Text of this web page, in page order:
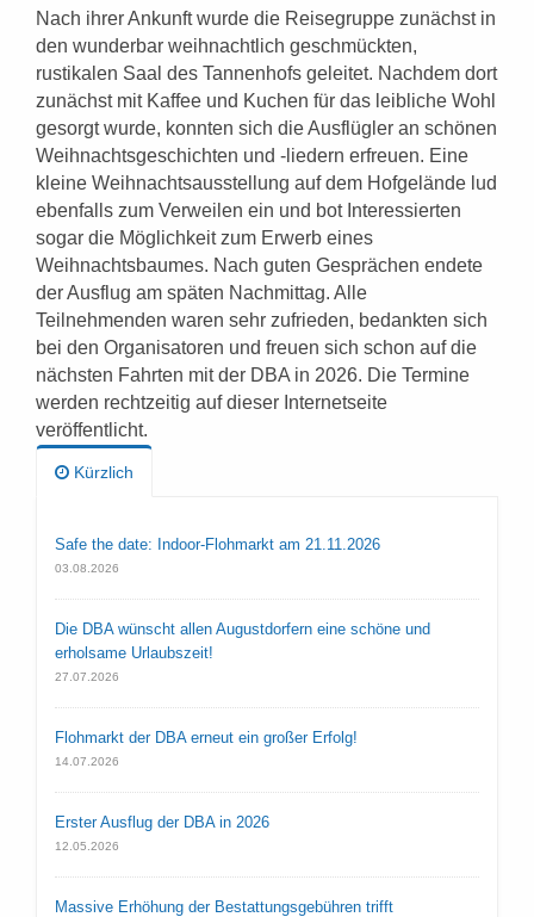
Nach ihrer Ankunft wurde die Reisegruppe zunächst in
den wunderbar weihnachtlich geschmückten,
rustikalen Saal des Tannenhofs geleitet. Nachdem dort
zunächst mit Kaffee und Kuchen für das leibliche Wohl
gesorgt wurde, konnten sich die Ausflügler an schönen
Weihnachtsgeschichten und -liedern erfreuen. Eine
kleine Weihnachtsausstellung auf dem Hofgelände lud
ebenfalls zum Verweilen ein und bot Interessierten
sogar die Möglichkeit zum Erwerb eines
Weihnachtsbaumes. Nach guten Gesprächen endete
der Ausflug am späten Nachmittag. Alle
Teilnehmenden waren sehr zufrieden, bedankten sich
bei den Organisatoren und freuen sich schon auf die
nächsten Fahrten mit der DBA in 2026. Die Termine
werden rechtzeitig auf dieser Internetseite
veröffentlicht.
Kürzlich
Safe the date: Indoor-Flohmarkt am 21.11.2026
03.08.2026
Die DBA wünscht allen Augustdorfern eine schöne und
erholsame Urlaubszeit!
27.07.2026
Flohmarkt der DBA erneut ein großer Erfolg!
14.07.2026
Erster Ausflug der DBA in 2026
12.05.2026
Massive Erhöhung der Bestattungsgebühren trifft